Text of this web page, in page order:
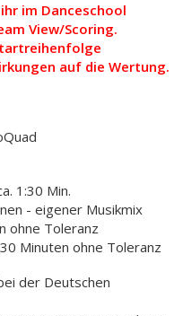
im Danceschool
View/Scoring.
auf die Wertung.
1:30 Min.
- eigener Musikmix
ohne Toleranz
Minuten ohne Toleranz
der Deutschen